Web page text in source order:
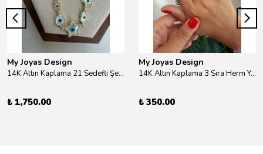
My Joyas Design
14K Altın Kaplama 21 Sedefli Şekiller Kolye 46cm
₺ 1,750.00
My Joyas Design
14K Altın Kaplama 3 Sıra Herm Yüzük Gold
₺ 350.00